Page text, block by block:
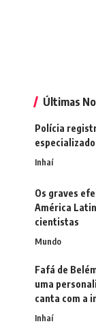
Últimas
Polícia
Inhaí
Os graves
América
cientistas
Mundo
Fafá de
uma
canta com a
Inhaí